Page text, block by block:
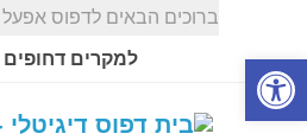
ברוכים הבאים לדפוס אפעל
למקרים דחופים פתח סרגל נגישות